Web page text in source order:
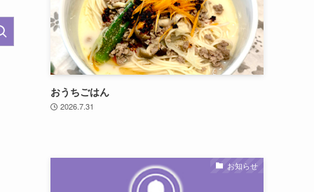
おうちごはん
2026.7.31
お知らせ